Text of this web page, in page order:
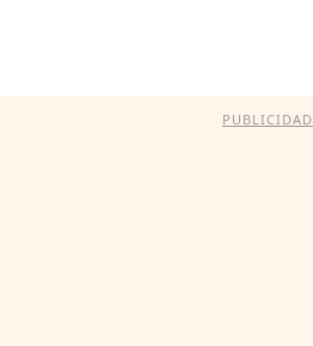
PUBLICIDAD